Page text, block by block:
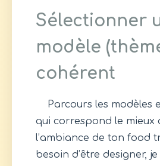
Sélectionner
modèle
cohérent
Parcours les modèles
qui correspond le mieux
l’ambiance de ton food
besoin d’être designer,